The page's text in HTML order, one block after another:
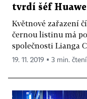
tvrdí šéf
Květnové zařazení
černou listinu má
společnosti Lianga
19. 11. 2019 ▪ 3 min. čtení